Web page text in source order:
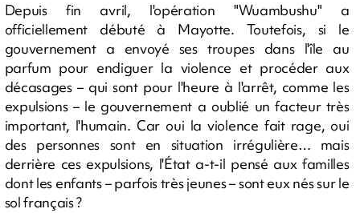
Depuis fin avril, l'opération "Wuambushu" a
officiellement débuté à Mayotte. Toutefois, si le
gouvernement a envoyé ses troupes dans l'île au
parfum pour endiguer la violence et procéder aux
décasages – qui sont pour l'heure à l'arrêt, comme les
expulsions – le gouvernement a oublié un facteur très
important, l'humain. Car oui la violence fait rage, oui
des personnes sont en situation irrégulière… mais
derrière ces expulsions, l'État a-t-il pensé aux familles
dont les enfants – parfois très jeunes – sont eux nés sur le
sol français ?